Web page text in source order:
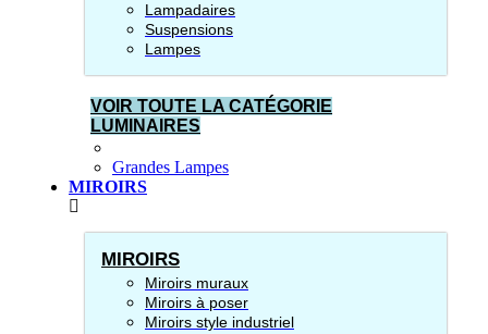
Lampadaires
Suspensions
Lampes
VOIR TOUTE LA CATÉGORIE
LUMINAIRES
Grandes Lampes
MIROIRS
MIROIRS
Miroirs muraux
Miroirs à poser
Miroirs style industriel